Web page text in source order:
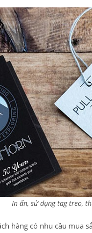
In ấn, sử dụng tag treo,
hàng có nhu cầu mua